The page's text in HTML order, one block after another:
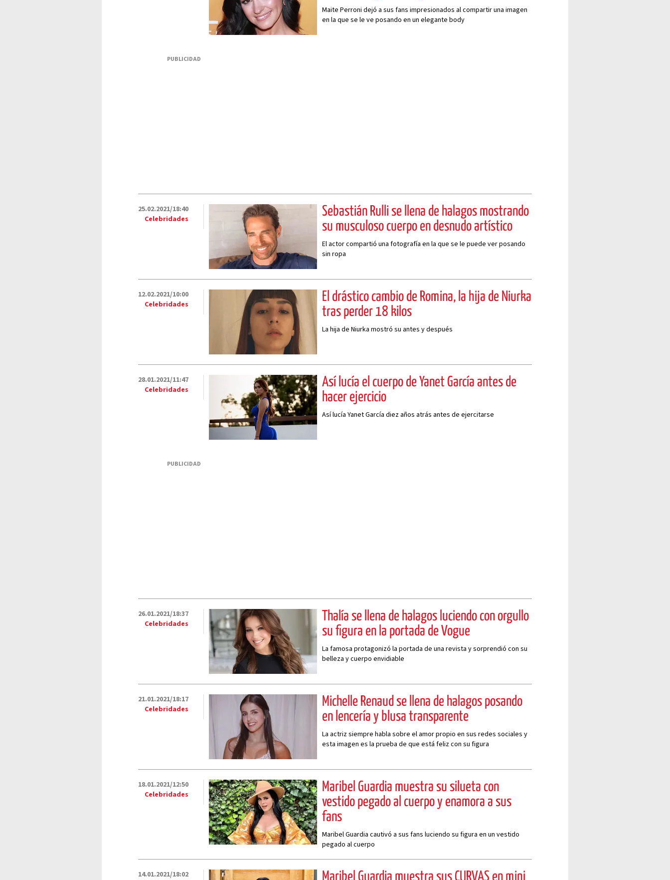
Maite Perroni dejó a sus fans impresionados al compartir una imagen
en la que se le ve posando en un elegante body
PUBLICIDAD
25.02.2021/18:40
Celebridades
Sebastián Rulli se llena de halagos mostrando
su musculoso cuerpo en desnudo artístico
El actor compartió una fotografía en la que se le puede ver posando
sin ropa
12.02.2021/10:00
Celebridades
El drástico cambio de Romina, la hija de Niurka
tras perder 18 kilos
La hija de Niurka mostró su antes y después
28.01.2021/11:47
Celebridades
Así lucía el cuerpo de Yanet García antes de
hacer ejercicio
Así lucía Yanet García diez años atrás antes de ejercitarse
PUBLICIDAD
26.01.2021/18:37
Celebridades
Thalía se llena de halagos luciendo con orgullo
su figura en la portada de Vogue
La famosa protagonizó la portada de una revista y sorprendió con su
belleza y cuerpo envidiable
21.01.2021/18:17
Celebridades
Michelle Renaud se llena de halagos posando
en lencería y blusa transparente
La actriz siempre habla sobre el amor propio en sus redes sociales y
esta imagen es la prueba de que está feliz con su figura
18.01.2021/12:50
Celebridades
Maribel Guardia muestra su silueta con
vestido pegado al cuerpo y enamora a sus
fans
Maribel Guardia cautivó a sus fans luciendo su figura en un vestido
pegado al cuerpo
14.01.2021/18:02
Maribel Guardia muestra sus CURVAS en mini